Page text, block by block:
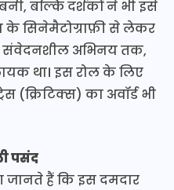
बल्कि दर्शकों ने भी इसे
के सिनेमैटोग्राफ़ी से लेकर
संवेदनशील अभिनय तक,
था। इस रोल के लिए
(क्रिटिक्स) का अवॉर्ड भी
पसंद
जानते हैं कि इस दमदार